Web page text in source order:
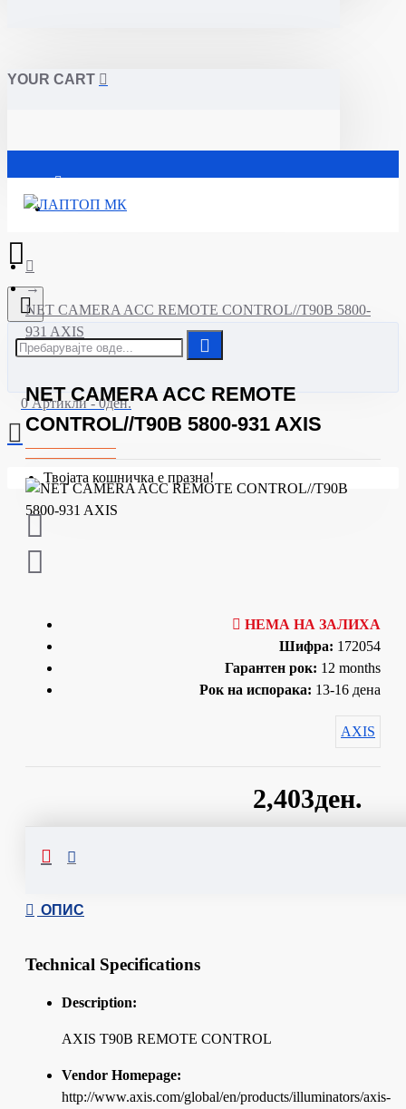
YOUR CART
Почетна
0 Артикли - 0ден.
Твојата кошничка е празна!
NET CAMERA ACC REMOTE CONTROL//T90B 5800-
931 AXIS
NET CAMERA ACC REMOTE
CONTROL//T90B 5800-931 AXIS
2,403ден.
НЕМА НА ЗАЛИХА
Шифра: 172054
Гарантен рок: 12 months
Рок на испорака: 13-16 дена
AXIS
ОПИС
Technical Specifications
Description:
AXIS T90B REMOTE CONTROL
Vendor Homepage:
http://www.axis.com/global/en/products/illuminators/axis-